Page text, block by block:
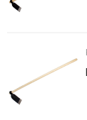
Anti-spam